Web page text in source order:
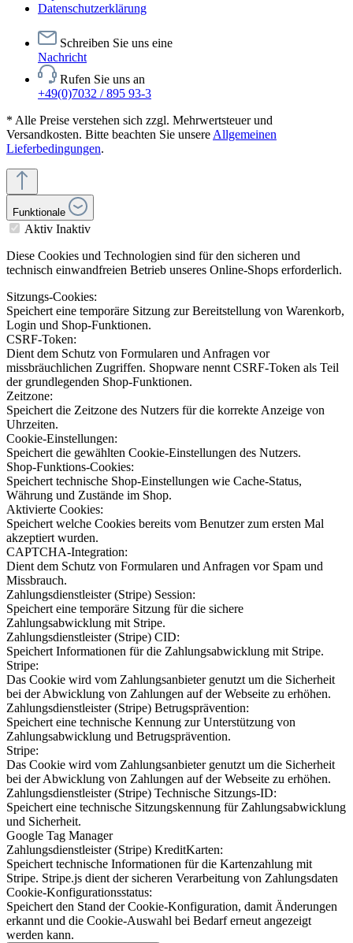
Datenschutzerklärung
Schreiben Sie uns eine
Nachricht
Rufen Sie uns an
+49(0)7032 / 895 93-3
* Alle Preise verstehen sich zzgl. Mehrwertsteuer und
Versandkosten. Bitte beachten Sie unsere Allgemeinen
Lieferbedingungen.
Funktionale
Aktiv Inaktiv
Diese Cookies und Technologien sind für den sicheren und
technisch einwandfreien Betrieb unseres Online-Shops erforderlich.
Sitzungs-Cookies:
Speichert eine temporäre Sitzung zur Bereitstellung von Warenkorb,
Login und Shop-Funktionen.
CSRF-Token:
Dient dem Schutz von Formularen und Anfragen vor
missbräuchlichen Zugriffen. Shopware nennt CSRF-Token als Teil
der grundlegenden Shop-Funktionen.
Zeitzone:
Speichert die Zeitzone des Nutzers für die korrekte Anzeige von
Uhrzeiten.
Cookie-Einstellungen:
Speichert die gewählten Cookie-Einstellungen des Nutzers.
Shop-Funktions-Cookies:
Speichert technische Shop-Einstellungen wie Cache-Status,
Währung und Zustände im Shop.
Aktivierte Cookies:
Speichert welche Cookies bereits vom Benutzer zum ersten Mal
akzeptiert wurden.
CAPTCHA-Integration:
Dient dem Schutz von Formularen und Anfragen vor Spam und
Missbrauch.
Zahlungsdienstleister (Stripe) Session:
Speichert eine temporäre Sitzung für die sichere
Zahlungsabwicklung mit Stripe.
Zahlungsdienstleister (Stripe) CID:
Speichert Informationen für die Zahlungsabwicklung mit Stripe.
Stripe:
Das Cookie wird vom Zahlungsanbieter genutzt um die Sicherheit
bei der Abwicklung von Zahlungen auf der Webseite zu erhöhen.
Zahlungsdienstleister (Stripe) Betrugsprävention:
Speichert eine technische Kennung zur Unterstützung von
Zahlungsabwicklung und Betrugsprävention.
Stripe:
Das Cookie wird vom Zahlungsanbieter genutzt um die Sicherheit
bei der Abwicklung von Zahlungen auf der Webseite zu erhöhen.
Zahlungsdienstleister (Stripe) Technische Sitzungs-ID:
Speichert eine technische Sitzungskennung für Zahlungsabwicklung
und Sicherheit.
Google Tag Manager
Zahlungsdienstleister (Stripe) KreditKarten:
Speichert technische Informationen für die Kartenzahlung mit
Stripe. Stripe.js dient der sicheren Verarbeitung von Zahlungsdaten
Cookie-Konfigurationsstatus:
Speichert den Stand der Cookie-Konfiguration, damit Änderungen
erkannt und die Cookie-Auswahl bei Bedarf erneut angezeigt
werden kann.